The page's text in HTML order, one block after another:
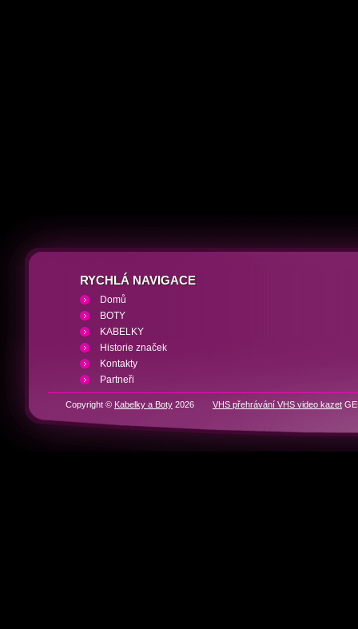
RYCHLÁ NAVIGACE
Domů
BOTY
KABELKY
Historie značek
Kontakty
Partneři
Copyright © Kabelky a Boty 2026 VHS přehrávání VHS video kazet